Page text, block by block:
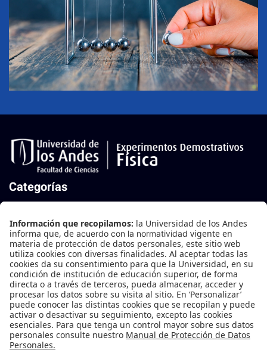
Mecánica
Categorías
Mecánica de Fluidos
Oscilaciones y Ondas
Termodinámica
Electricidad y Magnetismo
Física Moderna
Contáctanos